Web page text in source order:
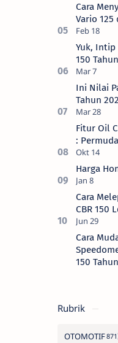
Cara
Vario 125
Yuk, Intip
150
Ini Nilai
Tahun
Fitur Oil
:
Harga
Cara
CBR 150
Cara
150
Rubrik
OTOMOTIF